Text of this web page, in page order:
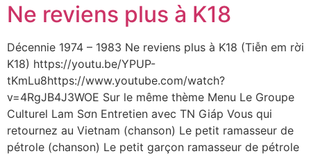
Ne reviens plus à K18
Décennie 1974 – 1983 Ne reviens plus à K18 (Tiễn em rời
K18) https://youtu.be/YPUP-
tKmLu8https://www.youtube.com/watch?
v=4RgJB4J3WOE Sur le même thème Menu Le Groupe
Culturel Lam Sơn Entretien avec TN Giáp Vous qui
retournez au Vietnam (chanson) Le petit ramasseur de
pétrole (chanson) Le petit garçon ramasseur de pétrole